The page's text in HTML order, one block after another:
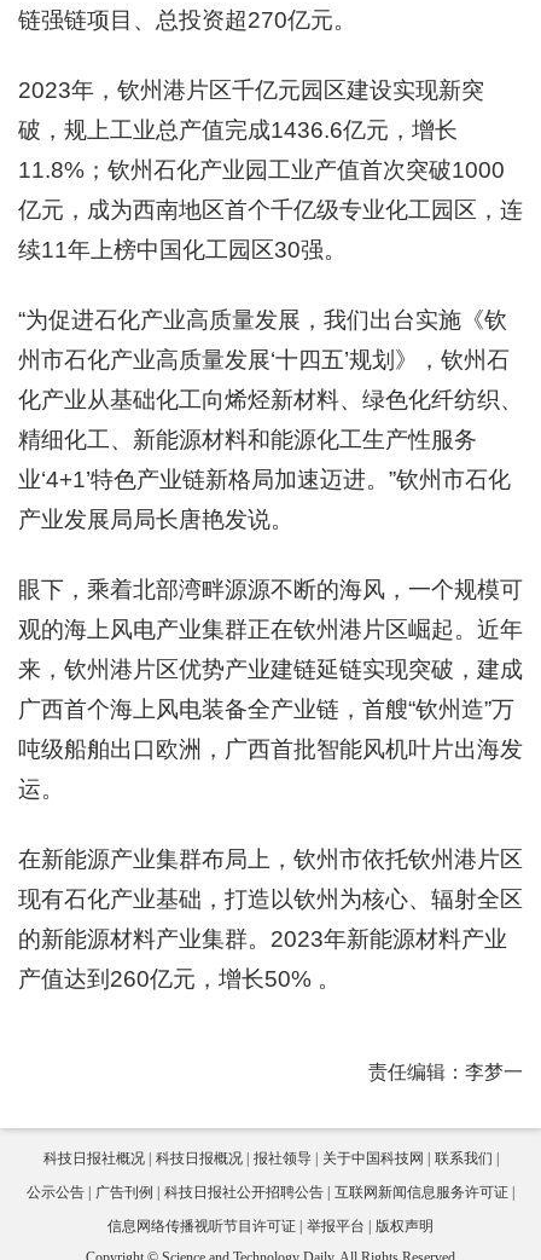
链强链项目、总投资超270亿元。
2023年，钦州港片区千亿元园区建设实现新突
破，规上工业总产值完成1436.6亿元，增长
11.8%；钦州石化产业园工业产值首次突破1000
亿元，成为西南地区首个千亿级专业化工园区，连
续11年上榜中国化工园区30强。
“为促进石化产业高质量发展，我们出台实施《钦
州市石化产业高质量发展‘十四五’规划》，钦州石
化产业从基础化工向烯烃新材料、绿色化纤纺织、
精细化工、新能源材料和能源化工生产性服务
业‘4+1’特色产业链新格局加速迈进。”钦州市石化
产业发展局局长唐艳发说。
眼下，乘着北部湾畔源源不断的海风，一个规模可
观的海上风电产业集群正在钦州港片区崛起。近年
来，钦州港片区优势产业建链延链实现突破，建成
广西首个海上风电装备全产业链，首艘“钦州造”万
吨级船舶出口欧洲，广西首批智能风机叶片出海发
运。
在新能源产业集群布局上，钦州市依托钦州港片区
现有石化产业基础，打造以钦州为核心、辐射全区
的新能源材料产业集群。2023年新能源材料产业
产值达到260亿元，增长50% 。
责任编辑：李梦一
科技日报社概况 科技日报概况 报社领导 关于中国科技网
联系我们
公示公告
广告刊例 科技日报社公开招聘公告
互联网新闻信息服务许可证
信息网络传播视听节目许可证
举报平台
版权声明